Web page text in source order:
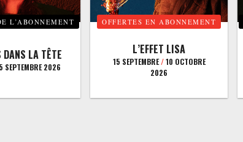
L’ABONNEMENT
LA TÊTE
SEPTEMBRE 2026
OFFERTES EN ABONNEMENT
L’EFFET LISA
15 SEPTEMBRE/10 OCTOBRE
2026